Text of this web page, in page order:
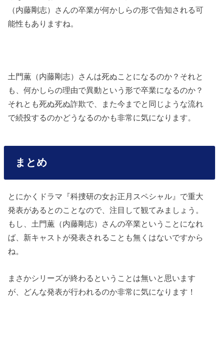
（内藤剛志）さんの卒業が何かしらの形で告知される可
能性もありますね。
土門薫（内藤剛志）さんは死ぬことになるのか？それと
も、何かしらの理由で異動という形で卒業になるのか？
それとも死ぬ死ぬ詐欺で、また今までと同じような流れ
で続投するのかどうなるのかも非常に気になります。
まとめ
とにかくドラマ『科捜研の女お正月スペシャル』で重大
発表があるとのことなので、注目して観てみましょう。
もし、 土門薫（内藤剛志）さんの卒業ということになれ
ば、新キャストが発表されることも無くはないですから
ね。
まさかシリーズが終わるということは無いと思います
が、どんな発表が行われるのか非常に気になります！